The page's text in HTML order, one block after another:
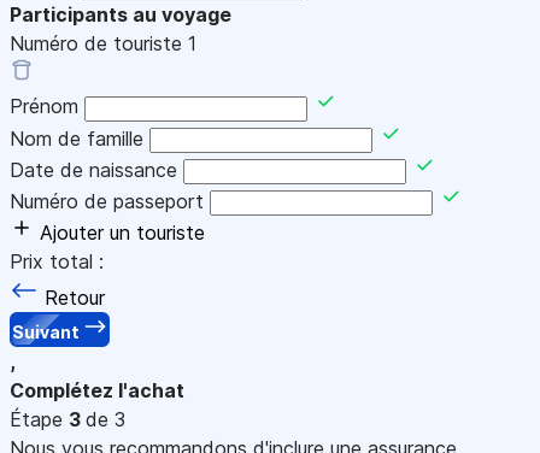
Participants au voyage
Numéro de touriste 1
Prénom
Nom de famille
Date de naissance
Numéro de passeport
Ajouter un touriste
Prix total :
Retour
Suivant
,
Complétez l'achat
Étape 3 de 3
Nous vous recommandons d'inclure une assurance